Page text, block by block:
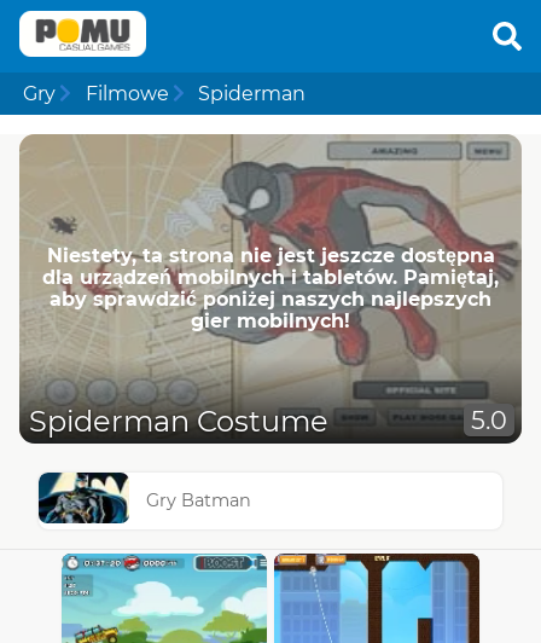
Gry Filmowe Spiderman
Niestety, ta strona nie jest jeszcze dostępna
dla urządzeń mobilnych i tabletów. Pamiętaj,
aby sprawdzić poniżej naszych najlepszych
gier mobilnych!
Spiderman Costume 5.0
Gry Batman